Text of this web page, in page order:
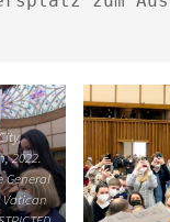
2022.
General